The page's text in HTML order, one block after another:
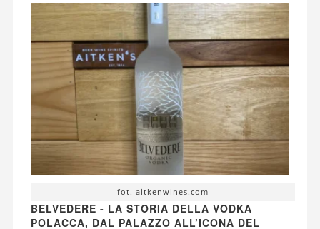
fot. aitkenwines.com
BELVEDERE - LA STORIA DELLA VODKA
POLACCA, DAL PALAZZO ALL’ICONA DEL